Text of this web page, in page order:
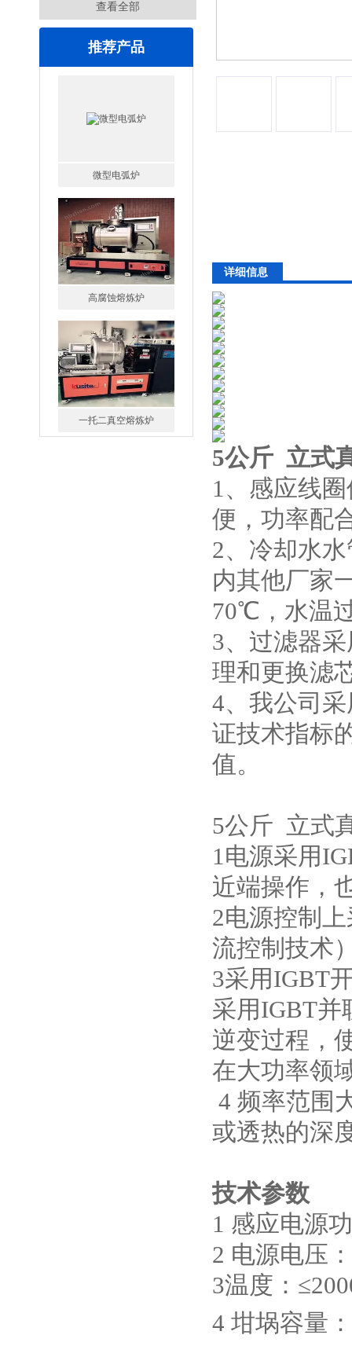
查看全部
推荐产品
高腐蚀熔炼炉
一托二真空熔炼炉
详细信息
5公斤 立式
1、感应线
便，功率配
2、冷却水
内其他厂家
70℃，水温
3、过滤器
理和更换滤
4、我公司
证技术指标
值。
5公斤 立式
1电源采用
近端操作，
2电源控制
流控制技术
3采用IGBT
采用IGBT并
逆变过程，
在大功率领
4 频率范围
或透热的深
技术参数
1 感应电源
2 电源电压
3温度：
4 坩埚容量